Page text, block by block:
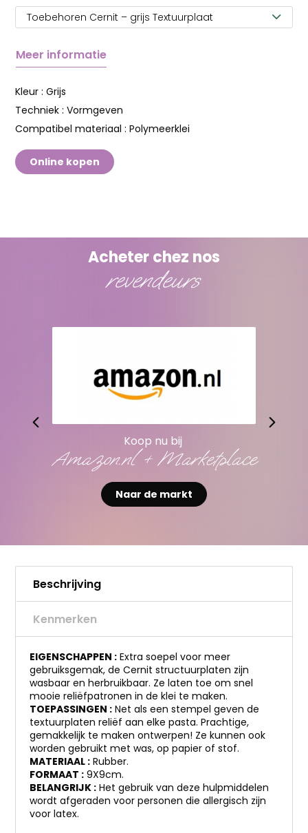
Toebehoren Cernit – grijs Textuurplaat
Meer informatie
Kleur : Grijs
Techniek : Vormgeven
Compatibel materiaal : Polymeerklei
Online kopen
Acheter chez nos
revendeurs
Koop nu bij
Amazon.nl + Marketplace
Naar de markt
Beschrijving
Kenmerken
EIGENSCHAPPEN : Extra soepel voor meer
gebruiksgemak, de Cernit structuurplaten zijn
wasbaar en herbruikbaar. Ze laten toe om snel
mooie reliëfpatronen in de klei te maken.
TOEPASSINGEN : Net als een stempel geven de
textuurplaten reliëf aan elke pasta. Prachtige,
gemakkelijk te maken ontwerpen! Ze kunnen ook
worden gebruikt met was, op papier of stof.
MATERIAAL : Rubber.
FORMAAT : 9X9cm.
BELANGRIJK : Het gebruik van deze hulpmiddelen
wordt afgeraden voor personen die allergisch zijn
voor latex.